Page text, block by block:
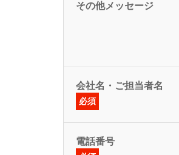
その他メッセージ
会社名・ご担当者名
必須
電話番号